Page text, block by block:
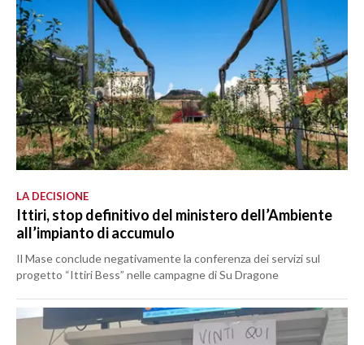
LA DECISIONE
Ittiri, stop definitivo del ministero dell’Ambiente
all’impianto di accumulo
Il Mase conclude negativamente la conferenza dei servizi sul
progetto “Ittiri Bess” nelle campagne di Su Dragone